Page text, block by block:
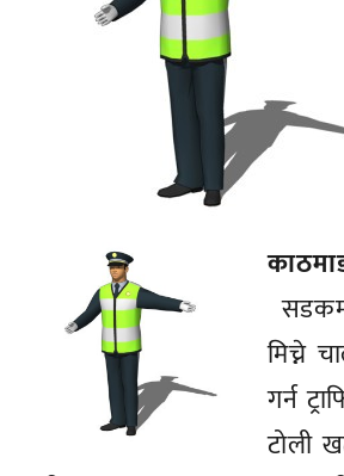
मिच्ने
गर्न
टोली